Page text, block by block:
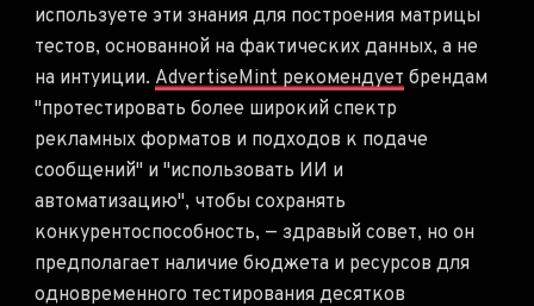
используете эти знания для построения матрицы
тестов, основанной на фактических данных, а не
на интуиции. AdvertiseMint рекомендует брендам
"протестировать более широкий спектр
рекламных форматов и подходов к подаче
сообщений" и "использовать ИИ и
автоматизацию", чтобы сохранять
конкурентоспособность, — здравый совет, но он
предполагает наличие бюджета и ресурсов для
одновременного тестирования десятков